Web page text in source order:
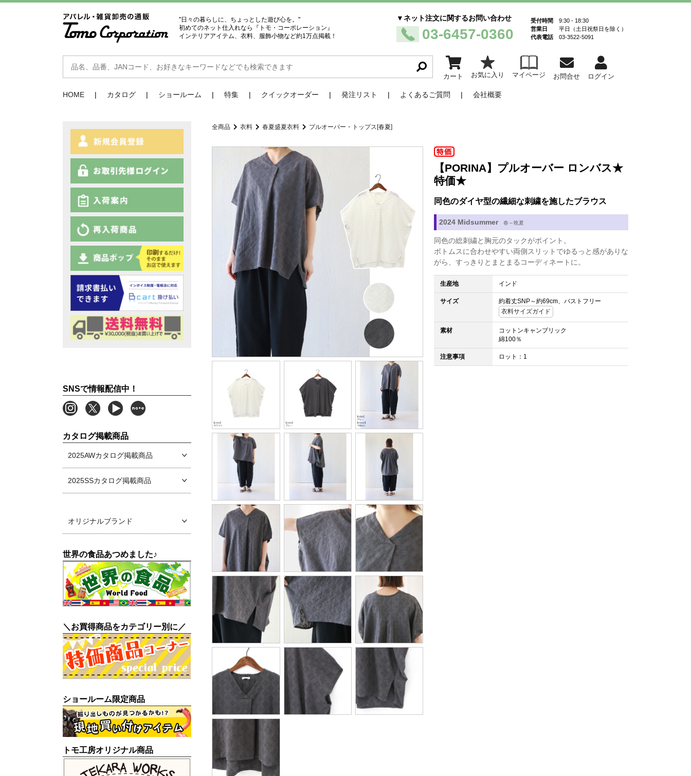
"日々の暮らしに、ちょっとした遊び心を。"
初めてのネット仕入れなら『トモ・コーポレーション』
インテリアアイテム、衣料、服飾小物など約1万点掲載！
▼ネット注文に関するお問い合わせ
03-6457-0360
受付時間 9:30 - 18:30
営業日 平日（土日祝祭日を除く）
代表電話 03-3522-5091
カート お気に入り マイページ お問合せ ログイン
HOME カタログ ショールーム 特集 クイックオーダー 発注リスト よくあるご質問 会社概要
全商品 衣料 春夏盛夏衣料 プルオーバー・トップス[春夏]
【PORINA】プルオーバー ロンバス★
特価★
同色のダイヤ型の繊細な刺繍を施したブラウス
2024 Midsummer春～晩夏
同色の総刺繍と胸元のタックがポイント。
ボトムスに合わせやすい両側スリットでゆるっと感がありな
がら、すっきりとまとまるコーディネートに。
生産地 インド
サイズ
約着丈SNP～約69cm、バストフリー
衣料サイズガイド
素材
コットンキャンブリック
綿100％
注意事項 ロット：1
SNSで情報配信中！
カタログ掲載商品
2025AWカタログ掲載商品
2025SSカタログ掲載商品
オリジナルブランド
世界の食品あつめました♪
＼お買得商品をカテゴリー別に／
ショールーム限定商品
トモ工房オリジナル商品